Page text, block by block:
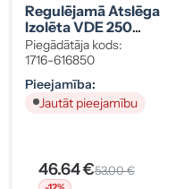
Regulējamā Atslēga
Izolēta VDE 250
250/1VDEDP
Piegādātāja kods:
1716-616850
Pieejamība:
Jautāt pieejamību
46.64 €53.00 €